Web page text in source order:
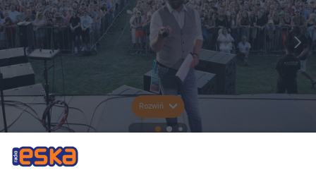
Rozwiń